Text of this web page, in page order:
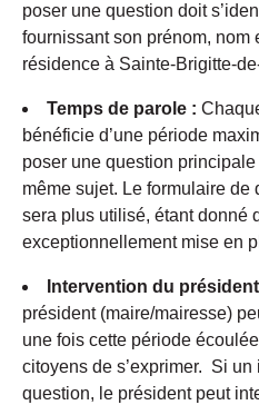
poser une question doit
fournissant son prénom, nom
résidence à Sainte-Brigitte-
Temps de parole :
bénéficie d’une période
poser une question
même sujet. Le formulaire
sera plus utilisé, étant donné
exceptionnellement mise en
Intervention du
président (maire/mairesse)
une fois cette période
citoyens de s’exprimer. Si
question, le président peut